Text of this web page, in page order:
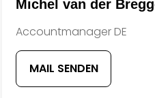
FullMichel van der
Team
Position
Accountmanager DE
Team
Member
Contact
Info
MAIL SENDEN